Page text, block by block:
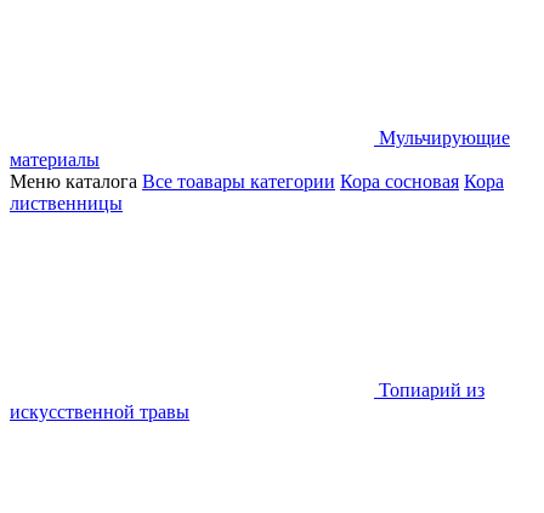
Мульчирующие
материалы
Меню каталога Все тоавары категории Кора сосновая Кора
лиственницы
Топиарий из
искусственной травы